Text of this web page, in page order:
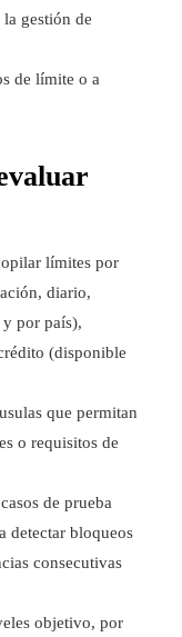
gestión de
de límite o a
límites por
diario,
por país),
(disponible
que permitan
o requisitos de
de prueba
detectar bloqueos
consecutivas
objetivo, por